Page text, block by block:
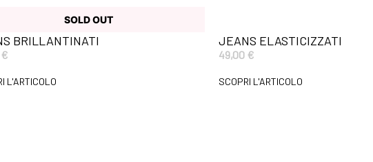
SOLD OUT
BRILLANTINATI
€
L'ARTICOLO
JEANS ELASTICIZZATI
49,00 €
SCOPRI L'ARTICOLO